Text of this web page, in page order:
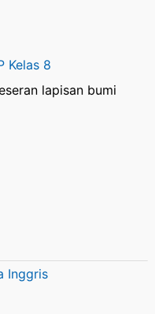
Kelas 8
lapisan bumi
Inggris